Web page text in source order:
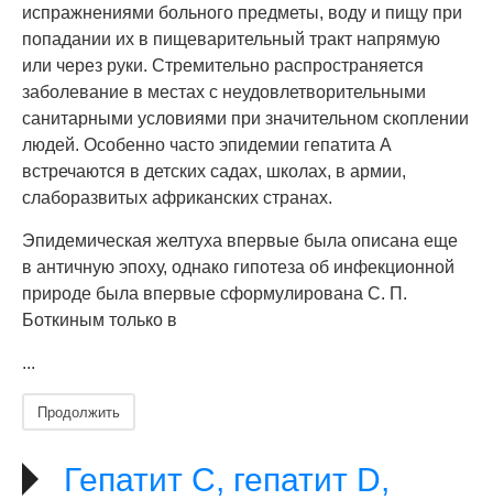
испражнениями больного предметы, воду и пищу при
попадании их в пищеварительный тракт напрямую
или через руки. Стремительно распространяется
заболевание в местах с неудовлетворительными
санитарными условиями при значительном скоплении
людей. Особенно часто эпидемии гепатита А
встречаются в детских садах, школах, в армии,
слаборазвитых африканских странах.
Эпидемическая желтуха впервые была описана еще
в античную эпоху, однако гипотеза об инфекционной
природе была впервые сформулирована С. П.
Боткиным только в
...
Продолжить
Гепатит C, гепатит D,